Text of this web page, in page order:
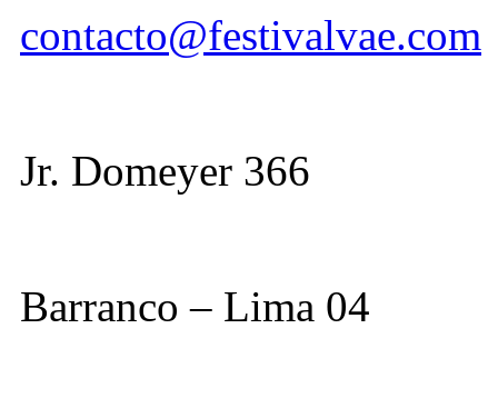
contacto@festivalvae.com
Jr. Domeyer 366
Barranco – Lima 04